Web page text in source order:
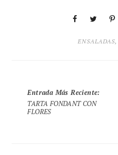
ENSALADAS,
Entrada Más Reciente:
TARTA FONDANT CON
FLORES